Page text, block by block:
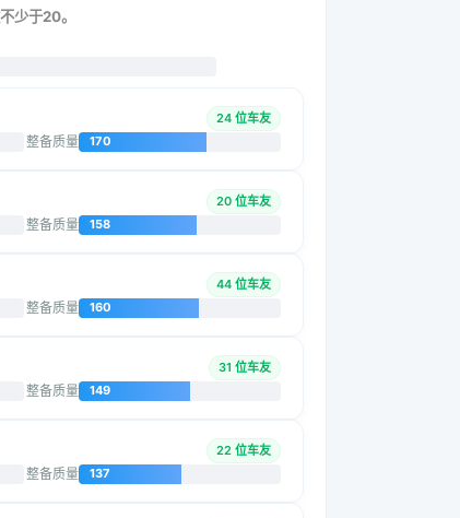
少于20。
24 位车友
整备质量 170
20 位车友
整备质量 158
44 位车友
整备质量 160
31 位车友
整备质量 149
22 位车友
整备质量 137